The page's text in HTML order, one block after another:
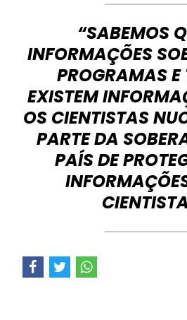
“SABEMOS
INFORMAÇÕES
PROGRAMAS
EXISTEM
OS CIENTISTAS
PARTE DA
PAÍS DE